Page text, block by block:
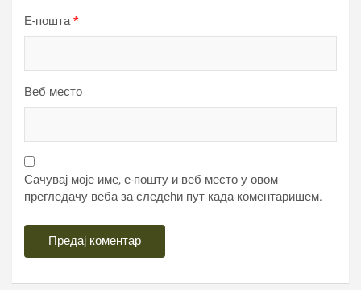
Е-пошта*
Веб место
Сачувај моје име, е-пошту и веб место у овом
прегледачу веба за следећи пут када коментаришем.